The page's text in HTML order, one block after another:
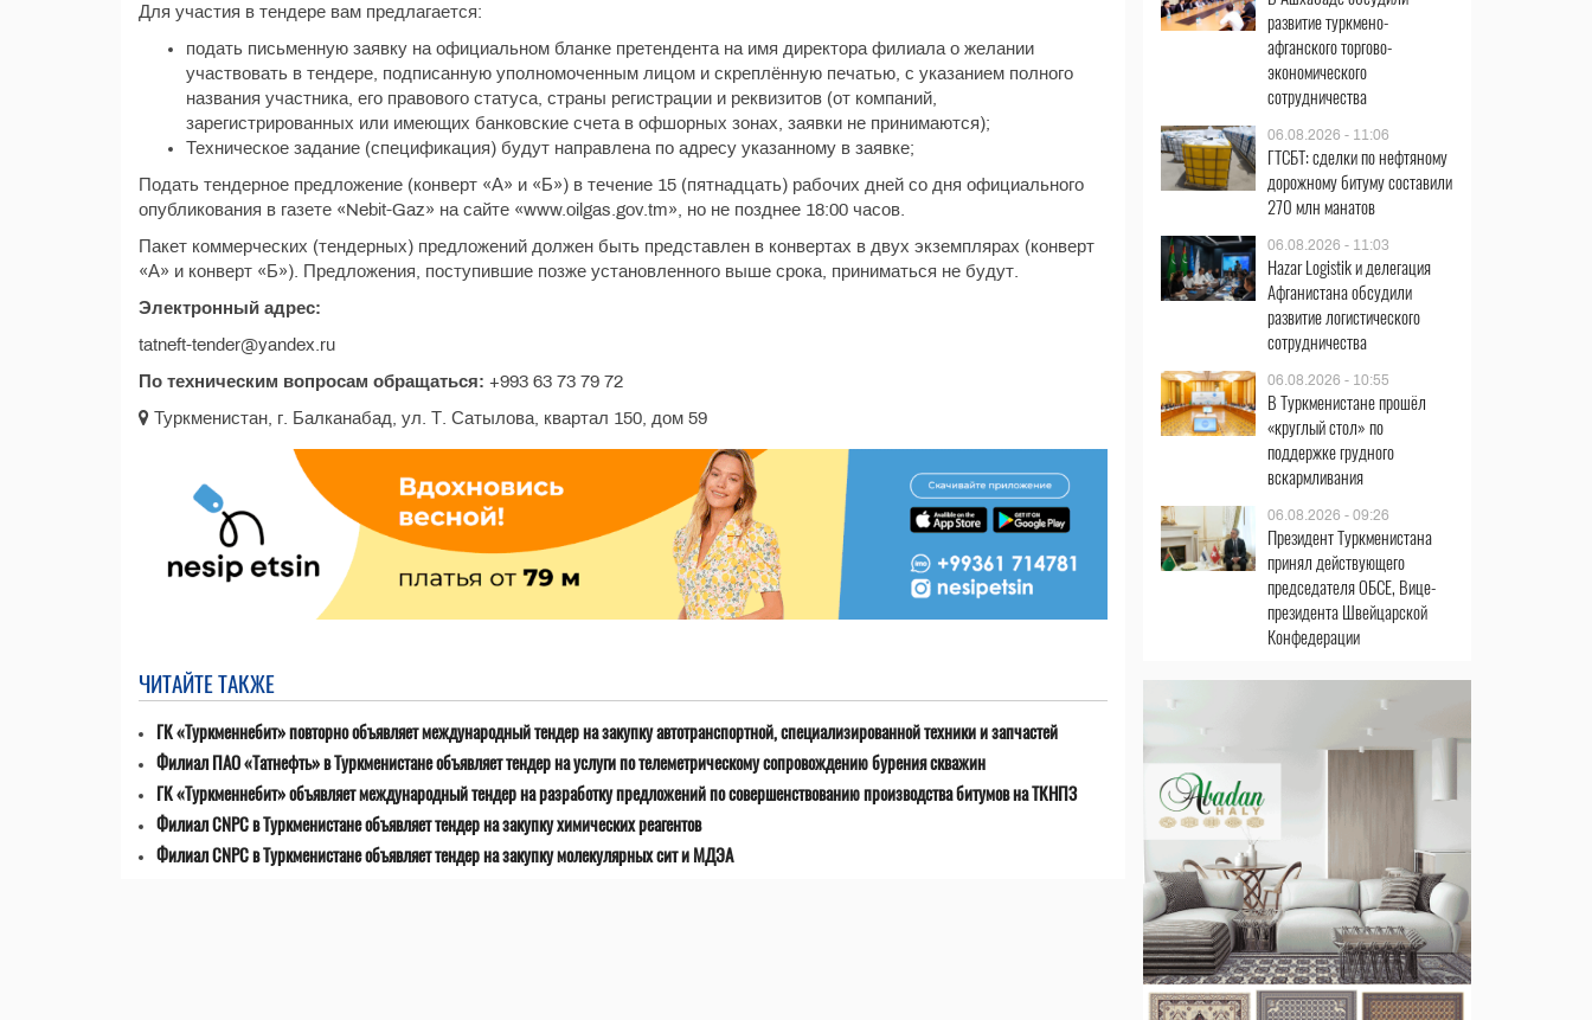
Для участия в тендере вам предлагается:
подать письменную заявку на официальном бланке претендента на имя директора филиала о желании
участвовать в тендере, подписанную уполномоченным лицом и скреплённую печатью, с указанием полного
названия участника, его правового статуса, страны регистрации и реквизитов (от компаний,
зарегистрированных или имеющих банковские счета в офшорных зонах, заявки не принимаются);
Техническое задание (спецификация) будут направлена по адресу указанному в заявке;
Подать тендерное предложение (конверт «А» и «Б») в течение 15 (пятнадцать) рабочих дней со дня официального
опубликования в газете «Nebit-Gaz» на сайте «www.oilgas.gov.tm», но не позднее 18:00 часов.
Пакет коммерческих (тендерных) предложений должен быть представлен в конвертах в двух экземплярах (конверт
«А» и конверт «Б»). Предложения, поступившие позже установленного выше срока, приниматься не будут.
Электронный адрес:
tatneft-tender@yandex.ru
По техническим вопросам обращаться: +993 63 73 79 72
Туркменистан, г. Балканабад, ул. Т. Сатылова, квартал 150, дом 59
ЧИТАЙТЕ ТАКЖЕ
ГК «Туркменнебит» повторно объявляет международный тендер на закупку автотранспортной, специализированной техники и запчастей
Филиал ПАО «Татнефть» в Туркменистане объявляет тендер на услуги по телеметрическому сопровождению бурения скважин
ГК «Туркменнебит» объявляет международный тендер на разработку предложений по совершенствованию производства битумов на ТКНПЗ
Филиал CNPC в Туркменистане объявляет тендер на закупку химических реагентов
Филиал CNPC в Туркменистане объявляет тендер на закупку молекулярных сит и МДЭА
развитие туркмено-
афганского торгово-
экономического
сотрудничества
06.08.2026 - 11:06
ГТСБТ: сделки по нефтяному
дорожному битуму составили
270 млн манатов
06.08.2026 - 11:03
Hazar Logistik и делегация
Афганистана обсудили
развитие логистического
сотрудничества
06.08.2026 - 10:55
В Туркменистане прошёл
«круглый стол» по
поддержке грудного
вскармливания
06.08.2026 - 09:26
Президент Туркменистана
принял действующего
председателя ОБСЕ, Вице-
президента Швейцарской
Конфедерации